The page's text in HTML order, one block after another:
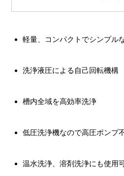
軽量、コンパクトでシンプル
洗浄液圧による自己回転機構
槽内全域を高効率洗浄
低圧洗浄機なので高圧ポンプ
温水洗浄、溶剤洗浄にも使用